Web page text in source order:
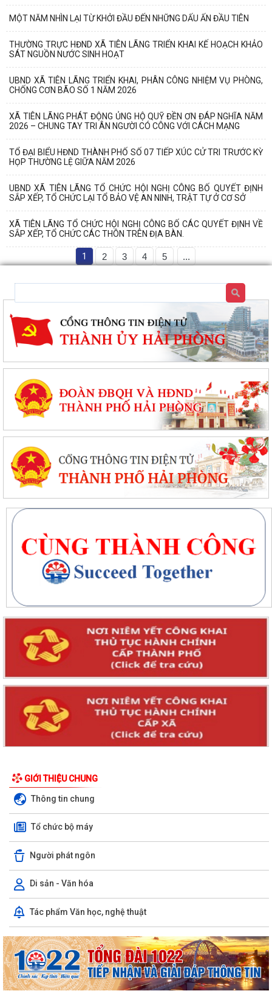
MỘT NĂM NHÌN LẠI TỪ KHỞI ĐẦU ĐẾN NHỮNG DẤU ẤN ĐẦU TIÊN
THƯỜNG TRỰC HĐND XÃ TIÊN LÃNG TRIỂN KHAI KẾ HOẠCH KHẢO
SÁT NGUỒN NƯỚC SINH HOẠT
UBND XÃ TIÊN LÃNG TRIỂN KHAI, PHÂN CÔNG NHIỆM VỤ PHÒNG,
CHỐNG CƠN BÃO SỐ 1 NĂM 2026
XÃ TIÊN LÃNG PHÁT ĐỘNG ỦNG HỘ QUỸ ĐỀN ƠN ĐÁP NGHĨA NĂM
2026 – CHUNG TAY TRI ÂN NGƯỜI CÓ CÔNG VỚI CÁCH MẠNG
TỔ ĐẠI BIỂU HĐND THÀNH PHỐ SỐ 07 TIẾP XÚC CỬ TRI TRƯỚC KỲ
HỌP THƯỜNG LỆ GIỮA NĂM 2026
UBND XÃ TIÊN LÃNG TỔ CHỨC HỘI NGHỊ CÔNG BỐ QUYẾT ĐỊNH
SẮP XẾP, TỔ CHỨC LẠI TỔ BẢO VỆ AN NINH, TRẬT TỰ Ở CƠ SỞ
XÃ TIÊN LÃNG TỔ CHỨC HỘI NGHỊ CÔNG BỐ CÁC QUYẾT ĐỊNH VỀ
SẮP XẾP, TỔ CHỨC CÁC THÔN TRÊN ĐỊA BÀN.
1 2 3 4 5 ...
GIỚI THIỆU CHUNG
Thông tin chung
Tổ chức bộ máy
Người phát ngôn
Di sản - Văn hóa
Tác phẩm Văn học, nghệ thuật
Thông báo công khai tình hình thực hiện dự toán ngân sách quý II năm
2026
XÃ TIÊN LÃNG TỔ CHỨC LỄ CHÀO CỜ THÁNG 8 NĂM 2026
Lịch công tác Tuần 32 (từ 03/08/2026 đến 09/08/2026)